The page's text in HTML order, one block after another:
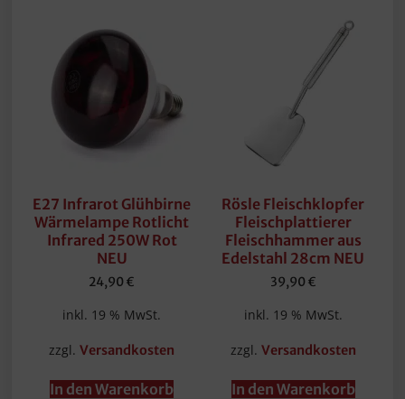
E27 Infrarot Glühbirne
Wärmelampe Rotlicht
Infrared 250W Rot
NEU
24,90 €
inkl. 19 % MwSt.
zzgl.Versandkosten
In den Warenkorb
Rösle Fleischklopfer
Fleischplattierer
Fleischhammer aus
Edelstahl 28cm NEU
39,90 €
inkl. 19 % MwSt.
zzgl. Versandkosten
In den Warenkorb